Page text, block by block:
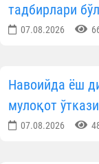
тадбирлари
07.08.2026
Навоийда ёш
мулоқот
07.08.2026